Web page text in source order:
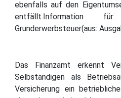
ebenfalls auf den
entfällt.Information
Grunderwerbsteuer(aus:
Das Finanzamt erkennt
Selbständigen als
Versicherung ein